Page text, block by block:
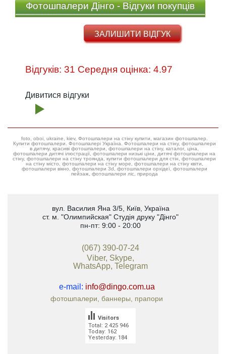
Фотошпалери Дінго - Відгуки покупців
ЗАЛИШИТИ ВІДГУК
Відгуків: 31 Середня оцінка: 4.97
Дивитися відгуки
foto, oboi, ukraine, kiev, Фотошпалери на стіну купити, магазин фотошпалер.
Купити фотошпалери. Фотошпалері Україна. Фотошпалери на стіну, фотошпалери
в дитячу, красиві фотошпалери, фотошпалери на стіну, каталог, ціна,
фотошпалери дитячі ілюстрації, фотошпалери низькі ціни, дитячі фотошпалери на
стіну, фотошпалери на стіну троянда, купити фотошпалери для стін, фотошпалери
на стіну місто, фотошпалери на стіну море, фотошпалери на стіну квіти,
фотошпалери вікно, фотошпалери 3d, фотошпалери орхідеї, фотошпалери
пейзаж, фотошпалери ліс, природа
вул. Василия Яна 3/5, Київ, Україна
ст. м. "Олимпийская" Студія друку "Дінго"
пн-пт: 9:00 - 20:00
(067) 390-07-24
Viber, Skype,
WhatsApp, Telegram
e-mail: info@dingo.com.ua
фотошпалери, баннеры, прапори
Total: 2 425 946
Today: 162
Yesterday: 184
Visitors